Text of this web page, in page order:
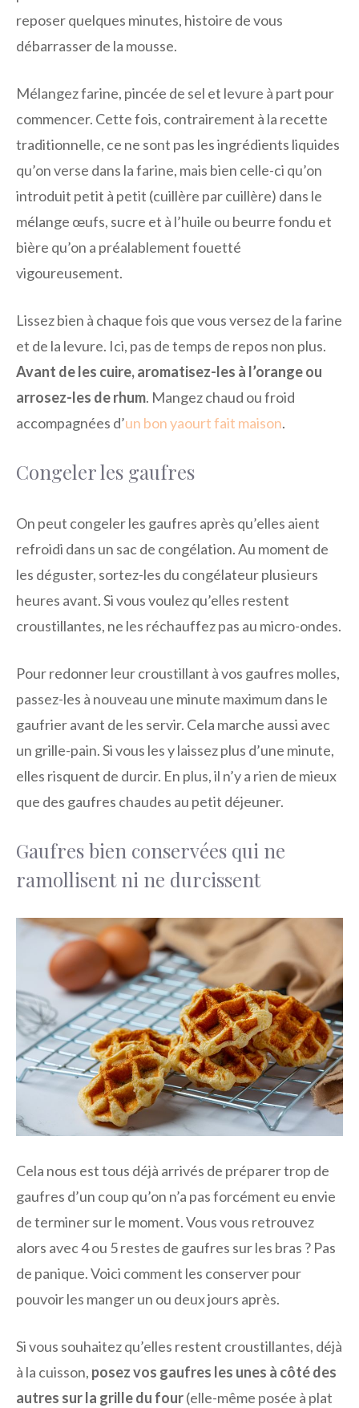
reposer quelques minutes, histoire de vous
débarrasser de la mousse.
Mélangez farine, pincée de sel et levure à part pour
commencer. Cette fois, contrairement à la recette
traditionnelle, ce ne sont pas les ingrédients liquides
qu’on verse dans la farine, mais bien celle-ci qu’on
introduit petit à petit (cuillère par cuillère) dans le
mélange œufs, sucre et à l’huile ou beurre fondu et
bière qu’on a préalablement fouetté
vigoureusement.
Lissez bien à chaque fois que vous versez de la farine
et de la levure. Ici, pas de temps de repos non plus.
Avant de les cuire, aromatisez-les à l’orange ou
arrosez-les de rhum. Mangez chaud ou froid
accompagnées d’un bon yaourt fait maison.
Congeler les gaufres
On peut congeler les gaufres après qu’elles aient
refroidi dans un sac de congélation. Au moment de
les déguster, sortez-les du congélateur plusieurs
heures avant. Si vous voulez qu’elles restent
croustillantes, ne les réchauffez pas au micro-ondes.
Pour redonner leur croustillant à vos gaufres molles,
passez-les à nouveau une minute maximum dans le
gaufrier avant de les servir. Cela marche aussi avec
un grille-pain. Si vous les y laissez plus d’une minute,
elles risquent de durcir. En plus, il n’y a rien de mieux
que des gaufres chaudes au petit déjeuner.
Gaufres bien conservées qui ne
ramollisent ni ne durcissent
Cela nous est tous déjà arrivés de préparer trop de
gaufres d’un coup qu’on n’a pas forcément eu envie
de terminer sur le moment. Vous vous retrouvez
alors avec 4 ou 5 restes de gaufres sur les bras ? Pas
de panique. Voici comment les conserver pour
pouvoir les manger un ou deux jours après.
Si vous souhaitez qu’elles restent croustillantes, déjà
à la cuisson, posez vos gaufres les unes à côté des
autres sur la grille du four(elle-même posée à plat